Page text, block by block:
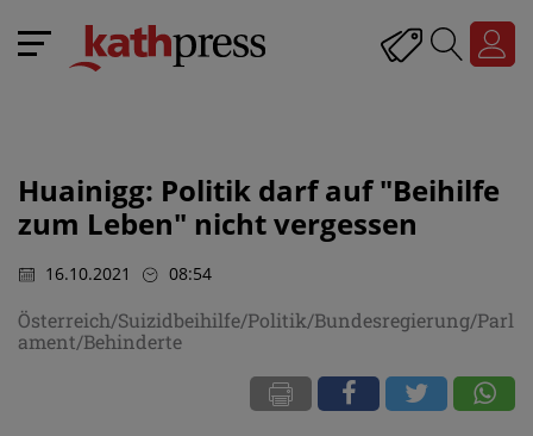
Huainigg: Politik darf auf "Beihilfe
zum Leben" nicht vergessen
16.10.2021 08:54
Österreich/Suizidbeihilfe/Politik/Bundesregierung/Parl
ament/Behinderte